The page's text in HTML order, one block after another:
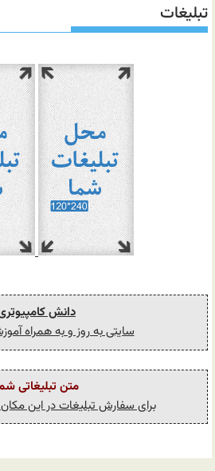
تبلیغات
دانش
سایتی به روز و به همراه
متن تبلیغاتی
برای سفارش تبلیغات در این مکان